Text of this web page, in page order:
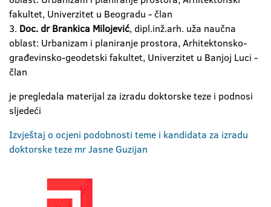
fakultet, Univerzitet u Beogradu - član
3. Doc. dr Brankica Milojević, dipl.inž.arh. uža naučna
oblast: Urbanizam i planiranje prostora, Arhitektonsko-
građevinsko-geodetski fakultet, Univerzitet u Banjoj Luci -
član
je pregledala materijal za izradu doktorske teze i podnosi
sljedeći
Izvještaj o ocjeni podobnosti teme i kandidata za izradu
doktorske teze mr Jasne Guzijan